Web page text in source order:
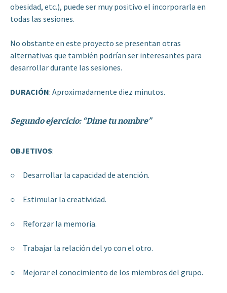
obesidad, etc.), puede ser muy positivo el incorporarla en
todas las sesiones.
No obstante en este proyecto se presentan otras
alternativas que también podrían ser interesantes para
desarrollar durante las sesiones.
DURACIÓN: Aproximadamente diez minutos.
Segundo ejercicio: “Dime tu nombre”
OBJETIVOS:
○ Desarrollar la capacidad de atención.
○ Estimular la creatividad.
○ Reforzar la memoria.
○ Trabajar la relación del yo con el otro.
○ Mejorar el conocimiento de los miembros del grupo.